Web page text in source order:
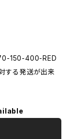
150-400-RED
する発送が出来